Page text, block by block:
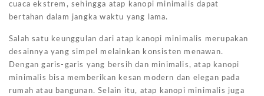
cuaca ekstrem, sehingga atap kanopi minimalis dapat
bertahan dalam jangka waktu yang lama.
Salah satu keunggulan dari atap kanopi minimalis merupakan
desainnya yang simpel melainkan konsisten menawan.
Dengan garis-garis yang bersih dan minimalis, atap kanopi
minimalis bisa memberikan kesan modern dan elegan pada
rumah atau bangunan. Selain itu, atap kanopi minimalis juga